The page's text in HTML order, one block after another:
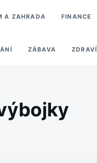
A ZAHRADA FINANCE
ZÁBAVA ZDRAVÍ